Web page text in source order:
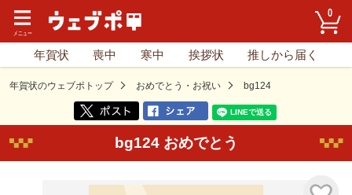
0
年賀状 喪中 寒中 挨拶状 推しから届く
年賀状のウェブポトップ おめでとう・お祝い bg124
bg124 おめでとう